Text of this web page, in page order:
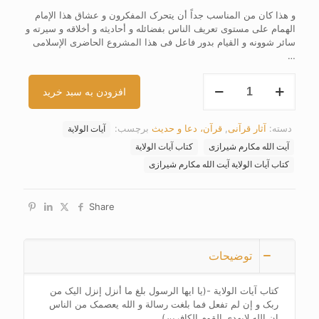
و هذا کان من المناسب جداً أن یتحرک المفکرون و عشاق هذا الإمام
الهمام علی مستوی تعریف الناس بفضائله و أحادیثه و أخلاقه و سیرته و
سائر شوونه و القیام بدور فاعل فی هذا المشروع الحاضری الإسلامی
…
آیات
افزودن به سبد خرید
دسته: آثار قرآنی قرآن، دعا و حدیث برچسب:
آیات الولایة
آیت الله مکارم شیرازی
کتاب آیات الولایة
کتاب آیات الولایة آیت الله مکارم شیرازی
Share
توضیحات
کتاب آیات الولایة -(یا ایها الرسول بلغ ما أنزل إنزل الیک من
ربک و إن لم تفعل فما بلغت رسالة و الله یعصمک من الناس